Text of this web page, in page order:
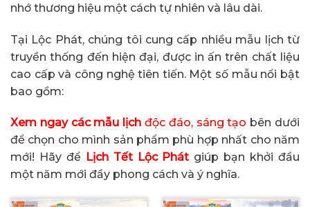
nhớ thương hiệu một cách tự nhiên và lâu dài.
Tại Lộc Phát, chúng tôi cung cấp nhiều mẫu lịch từ
truyền thống đến hiện đại, được in ấn trên chất liệu
cao cấp và công nghệ tiên tiến. Một số mẫu nổi bật
bao gồm:
Xem ngay các mẫu lịch độc đáo, sáng tạo bên dưới
để chọn cho mình sản phẩm phù hợp nhất cho năm
mới! Hãy để
Lịch Tết Lộc Phát giúp bạn khởi đầu
một năm mới đầy phong cách và ý nghĩa.